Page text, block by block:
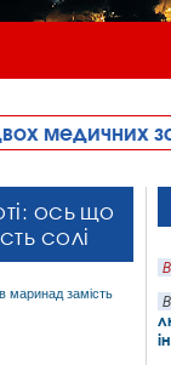
•
ось що
солі